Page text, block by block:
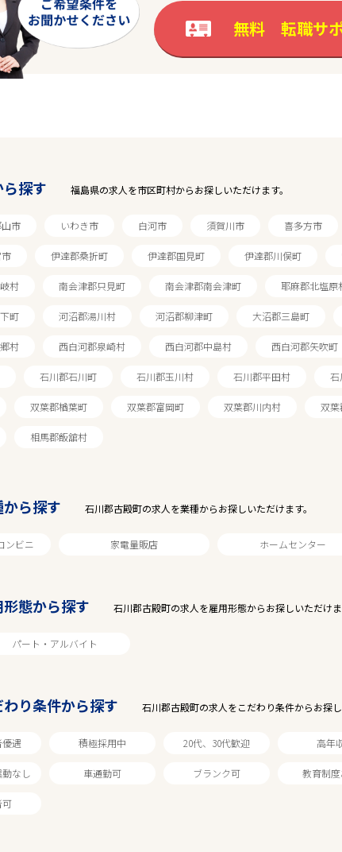
駅から探す
無料 転職サ
探す 福島県の求人を市区町村からお探しいただけます。
市 いわき市 白河市 須賀川市 喜多方市
伊達郡桑折町 伊達郡国見町 伊達郡川俣町
村 南会津郡只見町 南会津郡南会津町 耶麻郡北塩原
町 河沼郡湯川村 河沼郡柳津町 大沼郡三島町
村 西白河郡泉崎村 西白河郡中島村 西白河郡矢吹町
石川郡石川町 石川郡玉川村 石川郡平田村 石
双葉郡楢葉町 双葉郡富岡町 双葉郡川内村 双葉
相馬郡飯舘村
ら探す 石川郡古殿町の求人を業種からお探しいただけます。
ンビニ 家電量販店 ホームセンター
態から探す 石川郡古殿町の求人を雇用形態からお探しいただけま
パート・アルバイト
り条件から探す 石川郡古殿町の求人をこだわり条件からお探し
遇 積極採用中 20代、30代歓迎 高年
なし 車通勤可 ブランク可 教育制度
可